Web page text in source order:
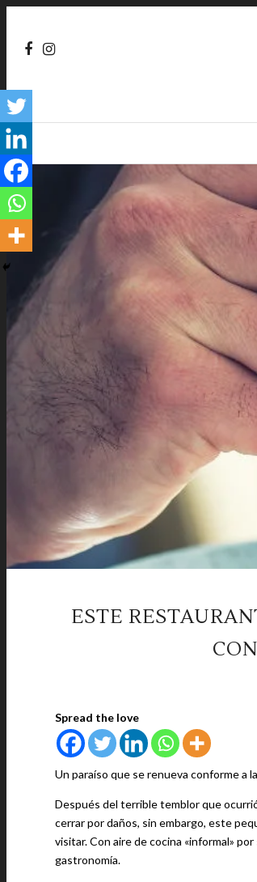
ESTE
Spread the love
Un paraíso que se renueva conforme a
Después del terrible temblor que
cerrar por daños, sin embargo, este
visitar. Con aire de cocina «informal»
gastronomía.